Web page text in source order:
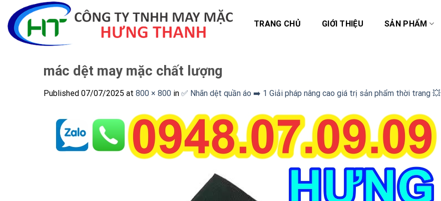
content
TRANG CHỦ GIỚI THIỆU SẢN PHẨM
mác dệt may mặc chất lượng
Published 07/07/2025 at 800 × 800 in ✅ Nhãn dệt quần áo ➡️ 1 Giải pháp nâng cao giá trị sản phẩm thời trang 💥